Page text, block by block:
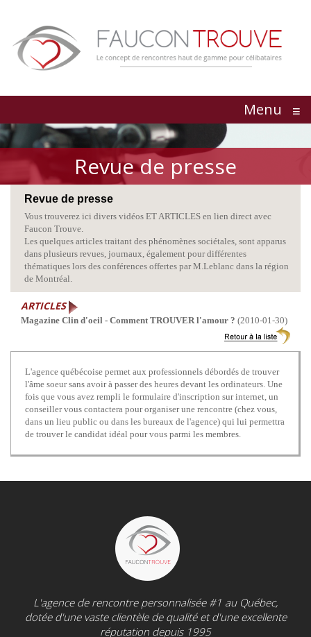
Menu ≡
Revue de presse
Revue de presse
Vous trouverez ici divers vidéos ET ARTICLES en lien direct avec
Faucon Trouve.
Les quelques articles traitant des phénomènes sociétales, sont apparus
dans plusieurs revues, journaux, également pour différentes
thématiques lors des conférences offertes par M.Leblanc dans la région
de Montréal.
ARTICLES
Magazine Clin d'oeil - Comment TROUVER l'amour ? (2010-01-30)
L'agence québécoise permet aux professionnels débordés de trouver
l'âme soeur sans avoir à passer des heures devant les ordinateurs. Une
fois que vous avez rempli le formulaire d'inscription sur internet, un
conseiller vous contactera pour organiser une rencontre (chez vous,
dans un lieu public ou dans les bureaux de l'agence) qui lui permettra
de trouver le candidat idéal pour vous parmi les membres.
L'agence de rencontre personnalisée #1 au Québec,
dotée d'une vaste clientèle de qualité et d'une excellente
réputation depuis 1995